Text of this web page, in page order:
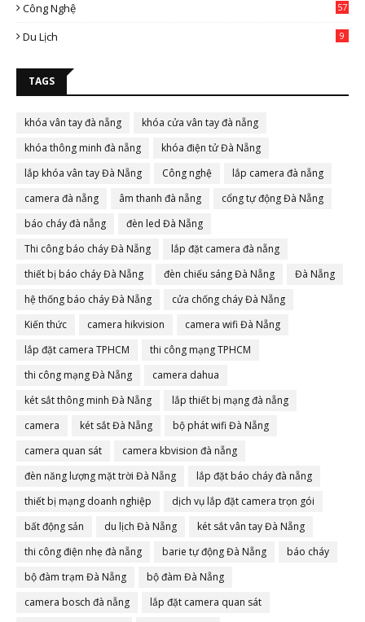
Công Nghệ 57
Du Lịch 9
TAGS
khóa vân tay đà nẵng
khóa cửa vân tay đà nẵng
khóa thông minh đà nẵng
khóa điện tử Đà Nẵng
lắp khóa vân tay Đà Nẵng
Công nghệ
lắp camera đà nẵng
camera đà nẵng
âm thanh đà nẵng
cổng tự động Đà Nẵng
báo cháy đà nẵng
đèn led Đà Nẵng
Thi công báo cháy Đà Nẵng
lắp đặt camera đà nẵng
thiết bị báo cháy Đà Nẵng
đèn chiếu sáng Đà Nẵng
Đà Nẵng
hệ thống báo cháy Đà Nẵng
cửa chống cháy Đà Nẵng
Kiến thức
camera hikvision
camera wifi Đà Nẵng
lắp đặt camera TPHCM
thi công mạng TPHCM
thi công mạng Đà Nẵng
camera dahua
két sắt thông minh Đà Nẵng
lắp thiết bị mạng đà nẵng
camera
két sắt Đà Nẵng
bộ phát wifi Đà Nẵng
camera quan sát
camera kbvision đà nẵng
đèn năng lượng mặt trời Đà Nẵng
lắp đặt báo cháy đà nẵng
thiết bị mạng doanh nghiệp
dịch vụ lắp đặt camera trọn gói
bất động sản
du lịch Đà Nẵng
két sắt vân tay Đà Nẵng
thi công điện nhẹ đà nẵng
barie tự động Đà Nẵng
báo cháy
bộ đàm trạm Đà Nẵng
bộ đàm Đà Nẵng
camera bosch đà nẵng
lắp đặt camera quan sát